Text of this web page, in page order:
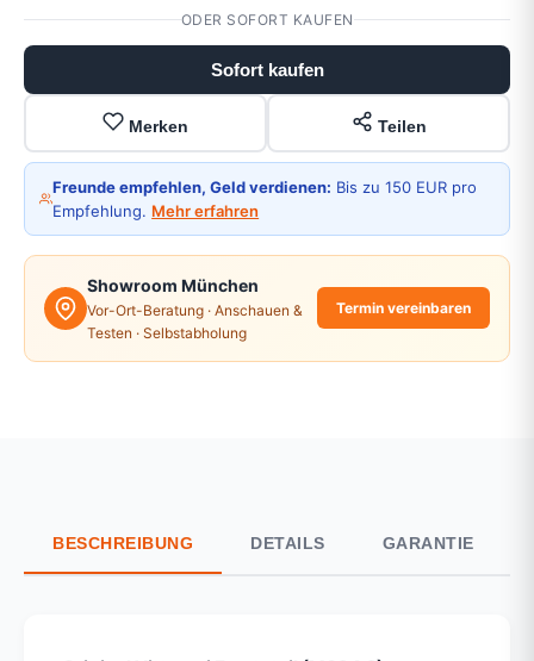
ODER SOFORT KAUFEN
Sofort kaufen
Merken Teilen
Freunde empfehlen, Geld verdienen: Bis zu 150 EUR pro
Empfehlung. Mehr erfahren
Showroom München
Vor-Ort-Beratung · Anschauen &
Testen · Selbstabholung
Termin vereinbaren
BESCHREIBUNG DETAILS GARANTIE